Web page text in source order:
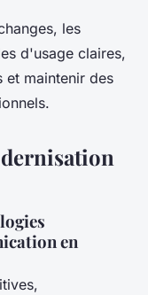
les
d'usage claires,
et maintenir des
en